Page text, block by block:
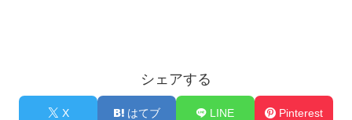
シェアする
X はてブ LINE Pinterest